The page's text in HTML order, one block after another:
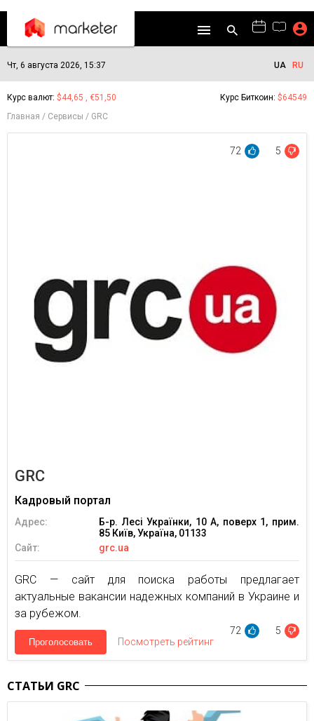
Чт, 6 августа 2026, 15:37 UA RU
Курс валют: $44,65 , €51,50 Курс Биткоин: $64549
Главная
Сервисы GRC
72 5
GRC
Кадровый портал
Адрес:
Б-р. Лесі Українки, 10 А, поверх 1, прим.
85 Київ, Україна, 01133
Сайт:
grc.ua
GRC — сайт для поиска работы предлагает
актуальные вакансии надежных компаний в Украине и
за рубежом.
72 5
Проголосовать Посмотреть рейтинг
СТАТЬИ GRC